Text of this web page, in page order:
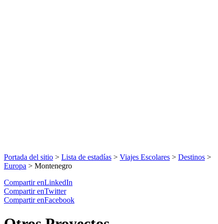
Portada del sitio > Lista de estadías > Viajes Escolares > Destinos >
Europa > Montenegro
Compartir enLinkedIn
Compartir enTwitter
Compartir enFacebook